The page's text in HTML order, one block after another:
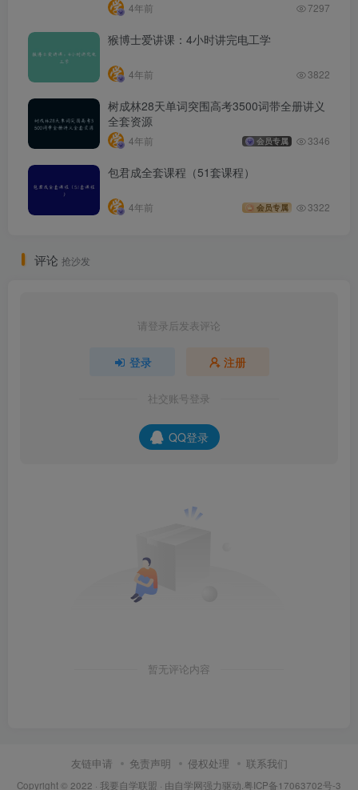
4年前 7297
猴博士爱讲课：4小时讲完电工学
4年前 3822
树成林28天单词突围高考3500词带全册讲义
全套资源
4年前 会员专属 3346
包君成全套课程（51套课程）
4年前 会员专属 3322
评论 抢沙发
请登录后发表评论
登录 注册
社交账号登录
QQ登录
暂无评论内容
友链申请 免责声明 侵权处理 联系我们
Copyright © 2022 · 我要自学联盟 · 由自学网强力驱动. 粤ICP备17063702号-3